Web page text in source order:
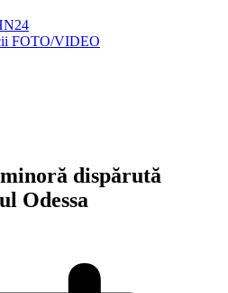
FOTO/VIDEO
dispărută
Odessa